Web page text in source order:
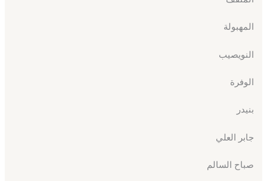
المهبولة
النويصيب
الوفرة
بنيدر
جابر العلي
صباح السالم